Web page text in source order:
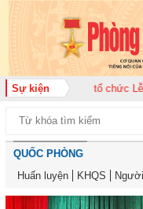
Sự kiện
920 tổ chức Lễ kỷ niệm 50
QUỐC PHÒNG
Huấn luyện
KHQS